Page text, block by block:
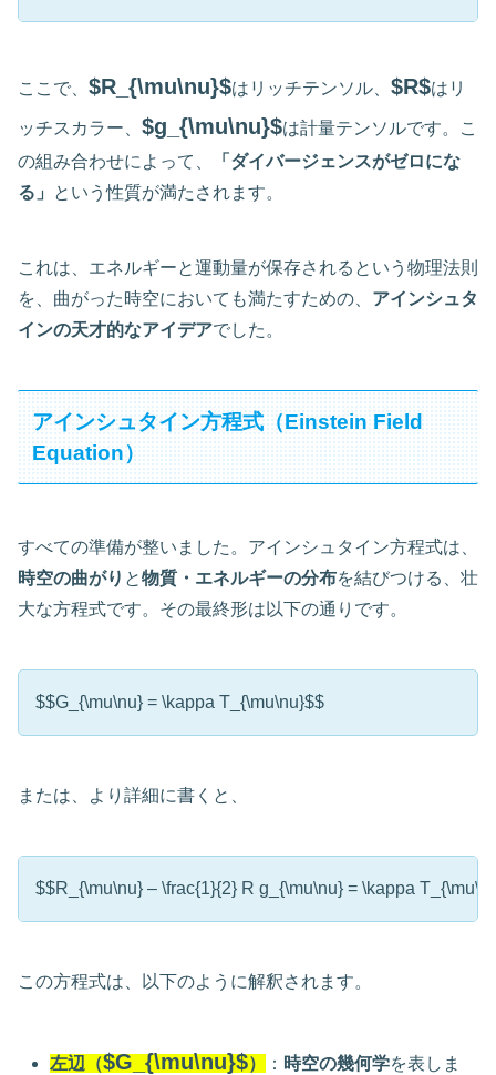
ここで、 $R_{\mu\nu}$はリッチテンソル、 $R$はリ
ッチスカラー、 $g_{\mu\nu}$は計量テンソルです。こ
の組み合わせによって、
「ダイバージェンスがゼロにな
る」
という性質が満たされます。
これは、エネルギーと運動量が保存されるという物理法則
を、曲がった時空においても満たすための、 アインシュタ
インの天才的なアイデアでした。
アインシュタイン方程式（Einstein Field
Equation）
すべての準備が整いました。アインシュタイン方程式は、
時空の曲がり と物質・エネルギーの分布を結びつける、壮
大な方程式です。その最終形は以下の通りです。
$$G_{\mu\nu} = \kappa T_{\mu\nu}$$
または、より詳細に書くと、
$$R_{\mu\nu} – \frac{1}{2} R g_{\mu\nu} = \kappa
この方程式は、以下のように解釈されます。
左辺（$G_{\mu\nu}$） ： 時空の幾何学を表しま